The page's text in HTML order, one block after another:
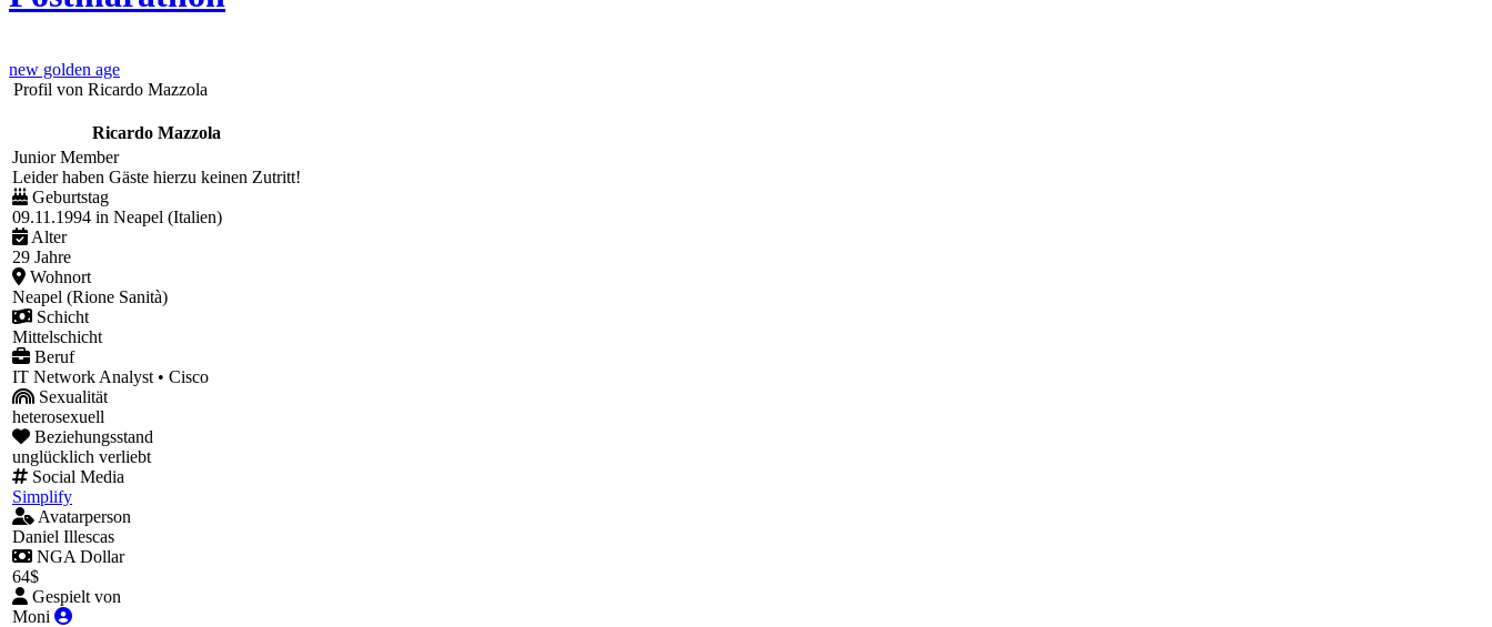
new golden age
Profil von Ricardo Mazzola
Ricardo Mazzola
Junior Member
Leider haben Gäste hierzu keinen Zutritt!
Geburtstag
09.11.1994 in Neapel (Italien)
Alter
29 Jahre
Wohnort
Neapel (Rione Sanità)
Schicht
Mittelschicht
Beruf
IT Network Analyst • Cisco
Sexualität
heterosexuell
Beziehungsstand
unglücklich verliebt
Social Media
Simplify
Avatarperson
Daniel Illescas
NGA Dollar
64$
Gespielt von
Moni